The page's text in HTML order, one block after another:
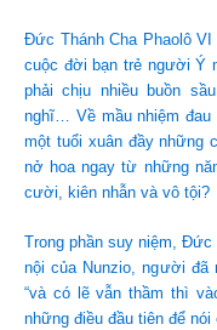
Đức Thánh Cha Phaolô VI
cuộc đời bạn trẻ người Ý
phải chịu nhiều buồn
nghĩ… Về mầu nhiệm đau
một tuổi xuân đầy những
nở hoa ngay từ những
cười, kiên nhẫn và vô tội?
Trong phần suy niệm,
nội của Nunzio, người đã
“và có lẽ vẫn thầm thì
những điều đầu tiên để nói